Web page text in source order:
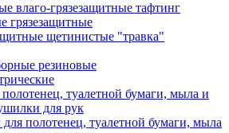
влаго-грязезащитные тафтинг
грязезащитные
щетинистые "травка"
резиновые
туалетной бумаги, мыла и
для рук
полотенец, туалетной бумаги, мыла